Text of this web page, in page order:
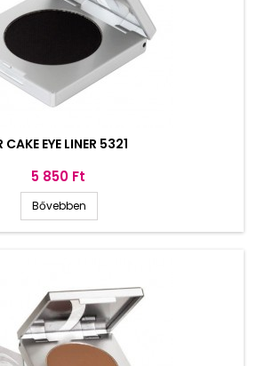
CAKE EYE LINER 5321
Ár
5 850 Ft
Bővebben